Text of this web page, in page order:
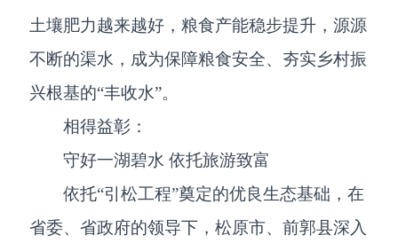
土壤肥力越来越好，粮食产能稳步提升，源源
不断的渠水，成为保障粮食安全、夯实乡村振
兴根基的“丰收水”。
相得益彰：
守好一湖碧水 依托旅游致富
依托“引松工程”奠定的优良生态基础，在
省委、省政府的领导下，松原市、前郭县深入